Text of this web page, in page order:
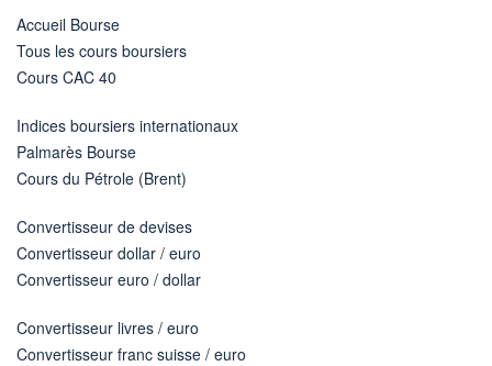
Accueil Bourse
Tous les cours boursiers
Cours CAC 40
Indices boursiers internationaux
Palmarès Bourse
Cours du Pétrole (Brent)
Convertisseur de devises
Convertisseur dollar / euro
Convertisseur euro / dollar
Convertisseur livres / euro
Convertisseur franc suisse / euro